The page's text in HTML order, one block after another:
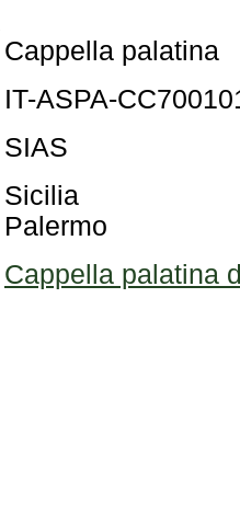
Cappella palatina
IT-ASPA-
SIAS
Sicilia
Palermo
Cappella palatina